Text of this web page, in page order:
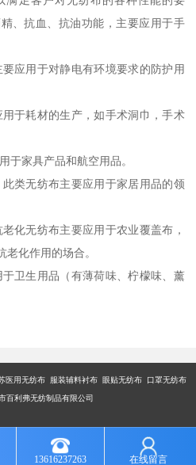
、抗血、抗油功能，主要应用于手
应用于对静电有环境要求的防护用
于耗材的生产，如手术洞巾，手术
于家具产品和航空用品。
类无纺布主要应用于家居用品的领
化无纺布主要应用于农业覆盖布，
化作用的场合。
卫生用品（有薄荷味、柠檬味、薰
医用无纺布 服装辅料衬布 眼贴无纺布 口罩无纺布
百利弗无纺制品有限公司
13616237263 在线留言